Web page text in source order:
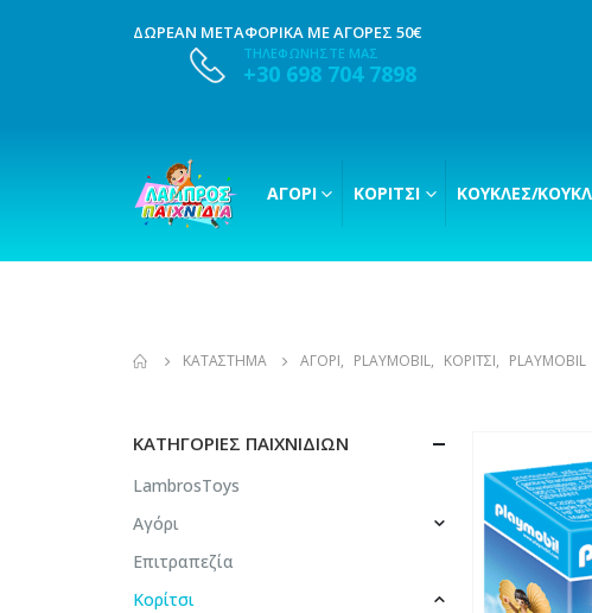
ΔΩΡΕΑΝ ΜΕΤΑΦΟΡΙΚΑ ΜΕ ΑΓΟΡΕΣ 50€
ΤΗΛΕΦΩΝΗΣΤΕ ΜΑΣ
+30 698 704 7898
ΑΓΌΡΙ ΚΟΡΊΤΣΙ ΚΟΎΚΛΕΣ/
ΚΑΤΆΣΤΗΜΑ ΑΓΌΡΙ, PLAYMOBIL, ΚΟΡΊΤΣΙ, PLAYMOBIL
ΚΑΤΗΓΟΡΊΕΣ ΠΑΙΧΝΙΔΙΏΝ
LambrosToys
Αγόρι
Επιτραπεζία
Κορίτσι